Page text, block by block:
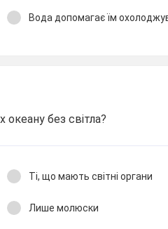
Вода допомагає їм
океану без світла?
Ті, що мають світні органи
Лише молюски